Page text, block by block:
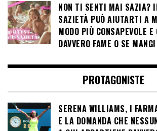
NON TI SENTI MAI SAZIA?
SAZIETÀ PUÒ AIUTARTI A
MODO PIÙ CONSAPEVOLE
DAVVERO FAME O SE
PROTAGONISTE
SERENA WILLIAMS, I
E LA DOMANDA CHE